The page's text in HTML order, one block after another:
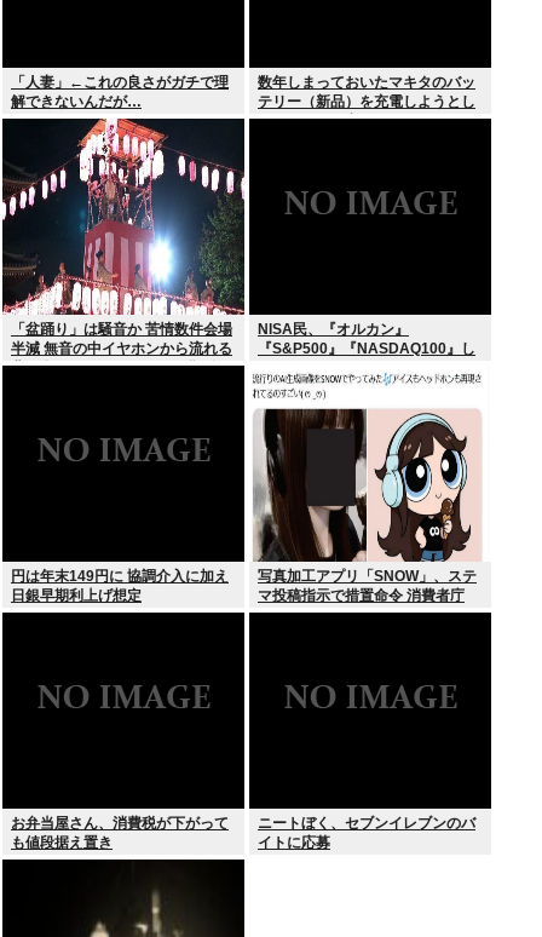
「人妻」←これの良さがガチで理
解できないんだが…
数年しまっておいたマキタのバッ
テリー（新品）を充電しようとし
たらエラーで充電できないんだ
「盆踊り」は騒音か 苦情数件会場
半減 無音の中イヤホンから流れる
曲に合わせ踊るサイレント盆ダン
NISA民、『オルカン』
『S&P500』『NASDAQ100』し
円は年末149円に 協調介入に加え
日銀早期利上げ想定
写真加工アプリ「SNOW」、ステ
マ投稿指示で措置命令 消費者庁
お弁当屋さん、消費税が下がって
も値段据え置き
ニートぼく、セブンイレブンのバ
イトに応募